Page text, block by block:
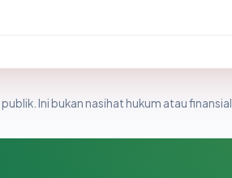
Ini bukan nasihat hukum atau finansial.